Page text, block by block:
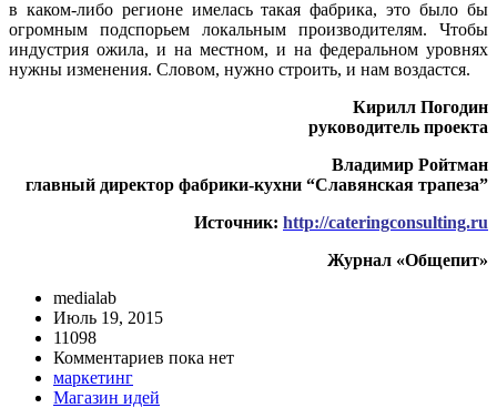
в каком-либо регионе имелась такая фабрика, это было бы
огромным подспорьем локальным производителям. Чтобы
индустрия ожила, и на местном, и на федеральном уровнях
нужны изменения. Словом, нужно строить, и нам воздастся.
Кирилл Погодин
руководитель проекта
Владимир Ройтман
главный директор фабрики-кухни “Славянская трапеза”
Источник: http://cateringconsulting.ru
Журнал «Общепит»
medialab
Июль 19, 2015
11098
Комментариев пока нет
маркетинг
Магазин идей